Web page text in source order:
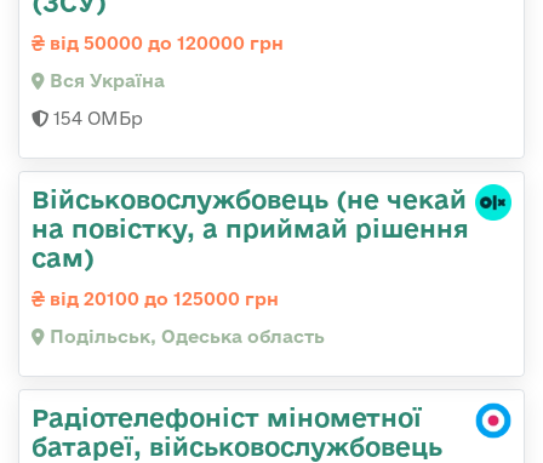
від 50000 до 120000 грн
Вся Україна
154 ОМБр
Військовослужбовець (не чекай
на повістку, а приймай рішення
сам)
від 20100 до 125000 грн
Подільськ, Одеська область
Радіотелефоніст мінометної
батареї, військовослужбовець